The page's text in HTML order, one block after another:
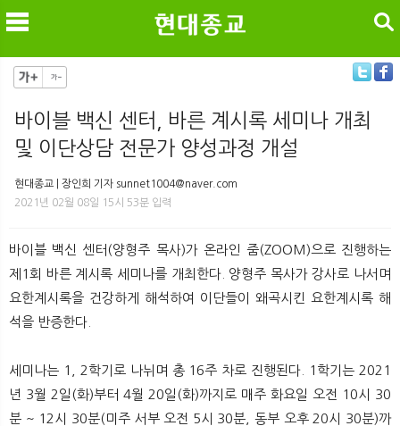
메
뉴 색
검색
바이블 백신 센터, 바른 계시록 세미나 개최
및 이단상담 전문가 양성과정 개설
현대종교 | 장인희 기자 sunnet1004@naver.com
2021년 02월 08일 15시 53분 입력
바이블 백신 센터(양형주 목사)가 온라인 줌(ZOOM)으로 진행하는
제1회 바른 계시록 세미나를 개최한다. 양형주 목사가 강사로 나서며
요한계시록을 건강하게 해석하여 이단들이 왜곡시킨 요한계시록 해
석을 반증한다.
세미나는 1, 2학기로 나뉘며 총 16주 차로 진행된다. 1학기는 2021
년 3월 2일(화)부터 4월 20일(화)까지로 매주 화요일 오전 10시 30
분 ~ 12시 30분(미주 서부 오전 5시 30분, 동부 오후 20시 30분)까